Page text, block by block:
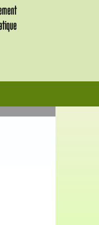
mises en œuvre en par